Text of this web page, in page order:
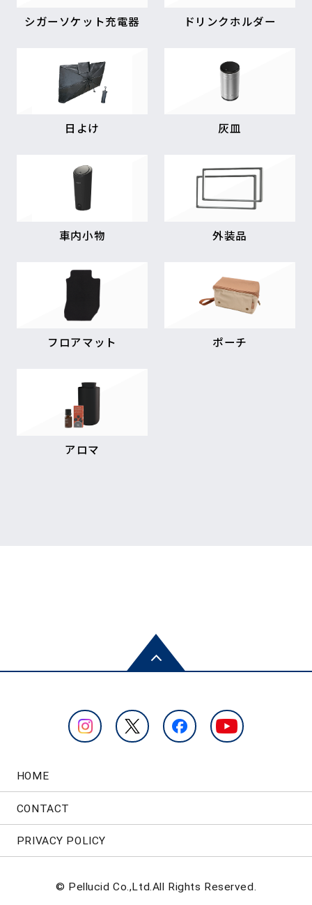
シガーソケット充電器 ドリンクホルダー
日よけ 灰皿
車内小物 外装品
フロアマット ポーチ
アロマ
HOME
CONTACT
PRIVACY POLICY
© Pellucid Co.,Ltd.All Rights Reserved.